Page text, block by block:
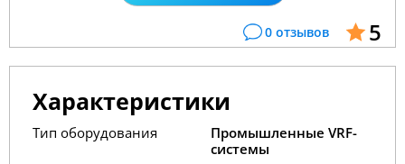
0 отзывов 5
Характеристики
Тип оборудования
Промышленные VRF-
системы